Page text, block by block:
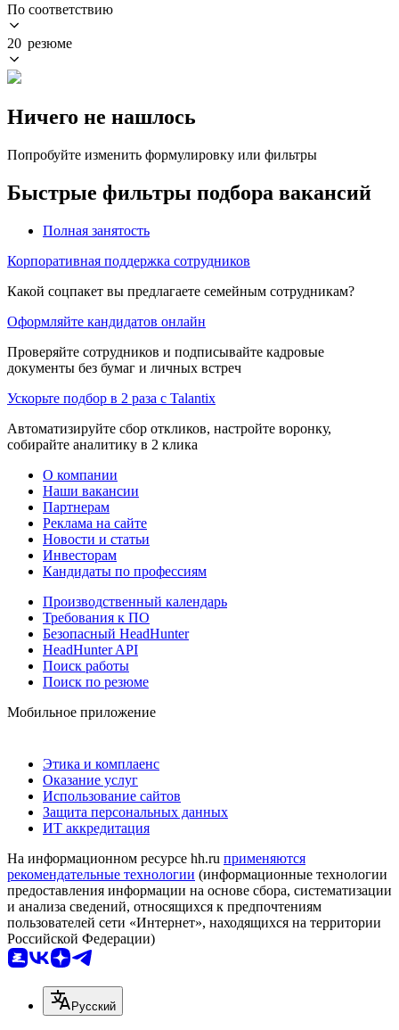
По соответствию
20 резюме
Ничего не нашлось
Попробуйте изменить формулировку или фильтры
Быстрые фильтры подбора вакансий
Полная занятость
Корпоративная поддержка сотрудников
Какой соцпакет вы предлагаете семейным сотрудникам?
Оформляйте кандидатов онлайн
Проверяйте сотрудников и подписывайте кадровые
документы без бумаг и личных встреч
Ускорьте подбор в 2 раза с Talantix
Автоматизируйте сбор откликов, настройте воронку,
собирайте аналитику в 2 клика
О компании
Наши вакансии
Партнерам
Реклама на сайте
Новости и статьи
Инвесторам
Кандидаты по профессиям
Производственный календарь
Требования к ПО
Безопасный HeadHunter
HeadHunter API
Поиск работы
Поиск по резюме
Мобильное приложение
Этика и комплаенс
Оказание услуг
Использование сайтов
Защита персональных данных
ИТ аккредитация
На информационном ресурсе hh.ru применяются
рекомендательные технологии (информационные технологии
предоставления информации на основе сбора, систематизации
и анализа сведений, относящихся к предпочтениям
пользователей сети «Интернет», находящихся на территории
Российской Федерации)
Русский